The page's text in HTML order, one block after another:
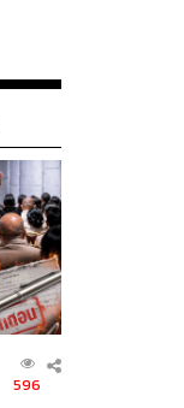
596